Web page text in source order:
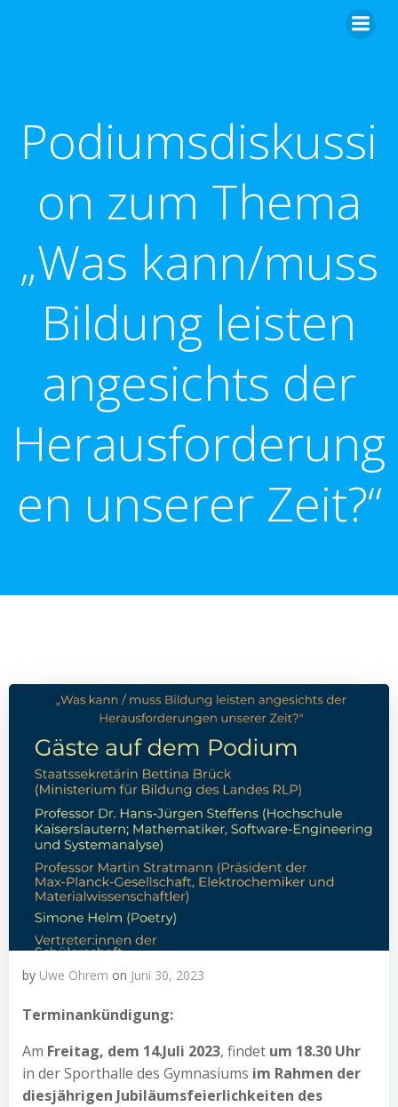
Podiumsdiskussi
on zum Thema
„Was kann/muss
Bildung leisten
angesichts der
Herausforderung
en unserer Zeit?“
by Uwe Ohrem on Juni 30, 2023
Terminankündigung:
Am Freitag, dem 14.Juli 2023, findet um 18.30 Uhr
in der Sporthalle des Gymnasiums im Rahmen der
diesjährigen Jubiläumsfeierlichkeiten des